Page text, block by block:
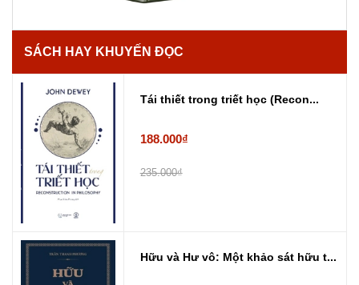
SÁCH HAY KHUYẾN ĐỌC
Tái thiết trong triết học (Recon...
188.000₫
235.000₫
Hữu và Hư vô: Một khảo sát hữu t...